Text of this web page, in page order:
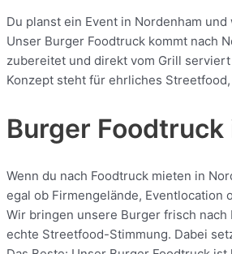
Du planst ein Event in Nordenham
Unser Burger Foodtruck kommt nach
zubereitet und direkt vom Grill
Konzept steht für ehrliches
Burger
Wenn du nach Foodtruck mieten in
egal ob Firmengelände, Eventlocation
Wir bringen unsere Burger frisch
echte Streetfood-Stimmung. Dabei